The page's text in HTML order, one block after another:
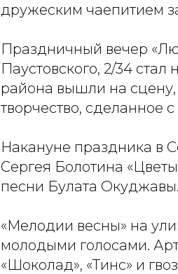
дружеским чаепитием
Праздничный вечер
Паустовского, 2/34
района вышли на
творчество, сделанное
Накануне праздника в
Сергея Болотина
песни Булата Окуджавы.
«Мелодии весны» на
молодыми голосами.
«Шоколад», «Тинс» и